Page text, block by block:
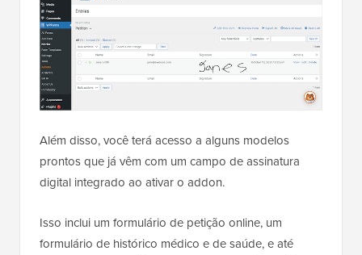
Além disso, você terá acesso a alguns modelos
prontos que já vêm com um campo de assinatura
digital integrado ao ativar o addon.
Isso inclui um formulário de petição online, um
formulário de histórico médico e de saúde, e até